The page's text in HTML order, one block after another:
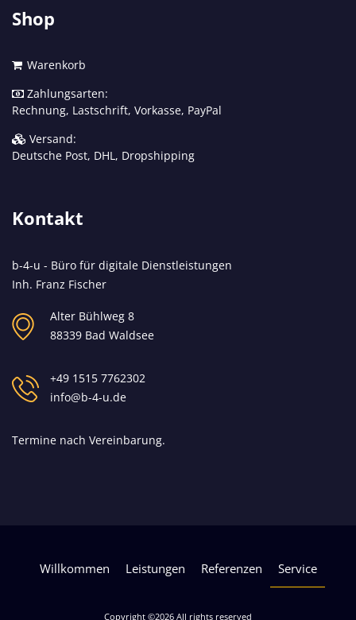
Shop
Warenkorb
Zahlungsarten:
Rechnung, Lastschrift, Vorkasse, PayPal
Versand:
Deutsche Post, DHL, Dropshipping
Kontakt
b-4-u - Büro für digitale Dienstleistungen
Inh. Franz Fischer
Alter Bühlweg 8
88339 Bad Waldsee
+49 1515 7762302
info@b-4-u.de
Termine nach Vereinbarung.
Copyright ©2026 All rights reserved
Willkommen Leistungen Referenzen Service